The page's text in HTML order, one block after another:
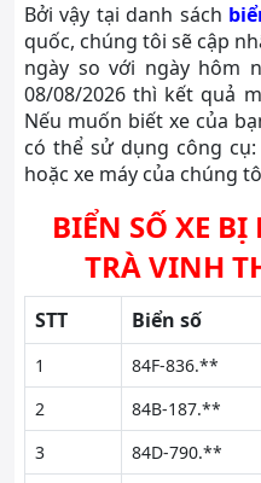
Bởi vậy tại danh sách
quốc, chúng tôi sẽ cập
ngày so với ngày hôm
08/08/2026 thì kết quả
Nếu muốn biết xe của
có thể sử dụng công cụ:
hoặc xe máy của chúng
BIỂN SỐ XE
TRÀ VINH
STT Biển số
1 84F-836.**
2
84B-187.**
3
84D-790.**